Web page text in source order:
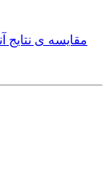
مقایسه ی‌ نتایج